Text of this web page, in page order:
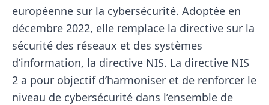
européenne sur la cybersécurité. Adoptée en
décembre 2022, elle remplace la directive sur la
sécurité des réseaux et des systèmes
d’information, la directive NIS. La directive NIS
2 a pour objectif d’harmoniser et de renforcer le
niveau de cybersécurité dans l’ensemble de